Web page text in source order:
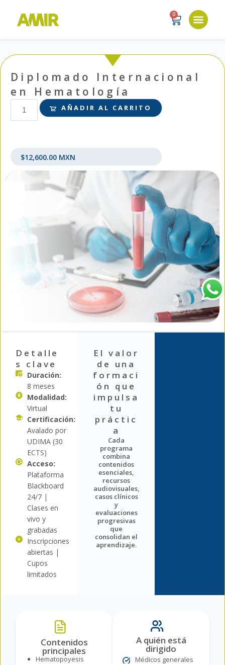
0
Diplomado Internacional
en Hematología
AÑADIR AL CARRITO
$12,600.00 MXN
Detalle
s clave
Duración:
8 meses
Modalidad:
Virtual
Certificación:
Avalado por
UDIMA (30
ECTS)
Acceso:
Plataforma
Blackboard
24/7 |
Clases en
vivo y
grabadas
Inscripciones
abiertas |
Cupos
limitados
El valor
de una
formaci
ón que
impulsa
tu
práctic
a
Cada
programa
combina
contenidos
esenciales,
recursos
audiovisuales,
casos clínicos
y
evaluaciones
progresivas
que
consolidan el
aprendizaje.
Contenidos
principales
Hematopoyesis
A quién está
dirigido
Médicos generales